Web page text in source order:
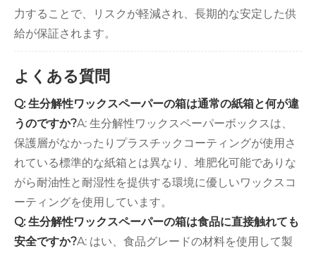
力することで、リスクが軽減され、長期的な安定した供
給が保証されます。
よくある質問
Q: 生分解性ワックスペーパーの箱は通常の紙箱と何が違
うのですか?A: 生分解性ワックスペーパーボックスは、
保護層がなかったりプラスチックコーティングが使用さ
れている標準的な紙箱とは異なり、堆肥化可能でありな
がら耐油性と耐湿性を提供する環境に優しいワックスコ
ーティングを使用しています。
Q: 生分解性ワックスペーパーの箱は食品に直接触れても
安全ですか?A: はい、食品グレードの材料を使用して製